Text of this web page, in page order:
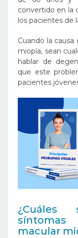
convertido en la
los pacientes de
Cuando la causa
miopía, sean
hablar de
que este
pacientes
¿Cuáles
macular